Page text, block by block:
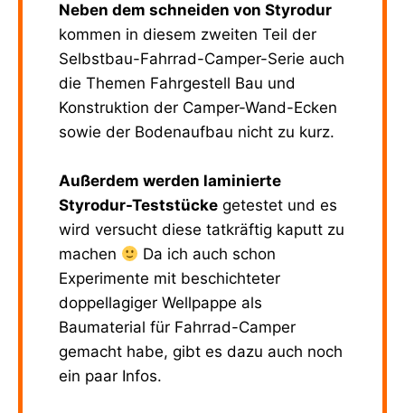
Neben dem schneiden von Styrodur
kommen in diesem zweiten Teil der
Selbstbau-Fahrrad-Camper-Serie auch
die Themen Fahrgestell Bau und
Konstruktion der Camper-Wand-Ecken
sowie der Bodenaufbau nicht zu kurz.
Außerdem werden laminierte
Styrodur-Teststücke getestet und es
wird versucht diese tatkräftig kaputt zu
machen
Da ich auch schon
Experimente mit beschichteter
doppellagiger Wellpappe als
Baumaterial für Fahrrad-Camper
gemacht habe, gibt es dazu auch noch
ein paar Infos.